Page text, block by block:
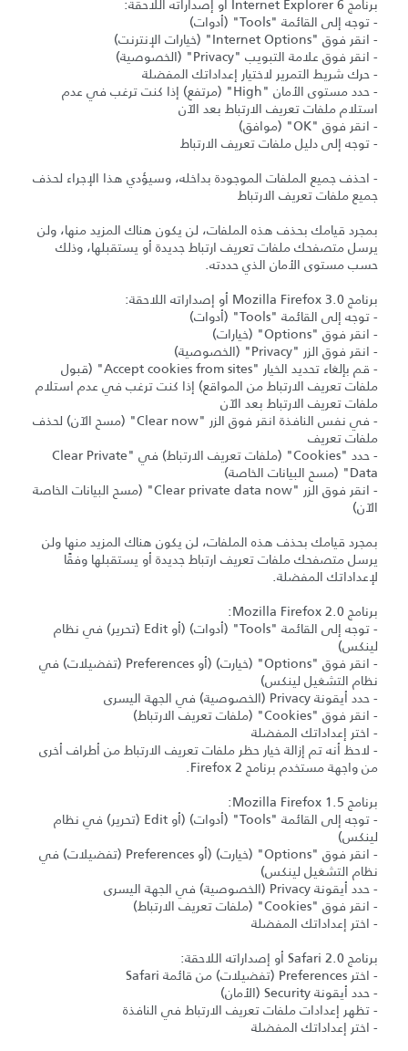
برنامج Internet Explorer 6 أو إصداراته اللاحقة:
- توجه إلى القائمة "Tools" (أدوات)
- انقر فوق "Internet Options" (خيارات الإنترنت)
- انقر فوق علامة التبويب "Privacy" (الخصوصية)
- حرك شريط التمرير لاختيار إعداداتك المفضلة
- حدد مستوى الأمان "High" (مرتفع) إذا كنت ترغب في عدم
استلام ملفات تعريف الارتباط بعد الآن
- انقر فوق "OK" (موافق)
- توجه إلى دليل ملفات تعريف الارتباط
- احذف جميع الملفات الموجودة بداخله، وسيؤدي هذا الإجراء لحذف
جميع ملفات تعريف الارتباط
بمجرد قيامك بحذف هذه الملفات، لن يكون هناك المزيد منها، ولن
يرسل متصفحك ملفات تعريف ارتباط جديدة أو يستقبلها، وذلك
حسب مستوى الأمان الذي حددته.
برنامج Mozilla Firefox 3.0 أو إصداراته اللاحقة:
- توجه إلى القائمة "Tools" (أدوات)
- انقر فوق "Options" (خيارات)
- انقر فوق الزر "Privacy" (الخصوصية)
- قم بإلغاء تحديد الخيار "Accept cookies from sites" (قبول
ملفات تعريف الارتباط من المواقع) إذا كنت ترغب في عدم استلام
ملفات تعريف الارتباط بعد الآن
- في نفس النافذة انقر فوق الزر "Clear now" (مسح الآن) لحذف
ملفات تعريف
- حدد "Cookies" (ملفات تعريف الارتباط) في "Clear Private
Data" (مسح البيانات الخاصة)
- انقر فوق الزر "Clear private data now" (مسح البيانات الخاصة
الآن)
بمجرد قيامك بحذف هذه الملفات، لن يكون هناك المزيد منها ولن
يرسل متصفحك ملفات تعريف ارتباط جديدة أو يستقبلها وفقًا
لإعداداتك المفضلة.
برنامج Mozilla Firefox 2.0:
- توجه إلى القائمة "Tools" (أدوات) (أو Edit (تحرير) في نظام
لينكس)
- انقر فوق "Options" (خيارت) (أو Preferences (تفضيلات) في
نظام التشغيل لينكس)
- حدد أيقونة Privacy (الخصوصية) في الجهة اليسرى
- انقر فوق "Cookies" (ملفات تعريف الارتباط)
- اختر إعداداتك المفضلة
- لاحظ أنه تم إزالة خيار حظر ملفات تعريف الارتباط من أطراف أخرى
من واجهة مستخدم برنامج Firefox 2.
برنامج Mozilla Firefox 1.5:
- توجه إلى القائمة "Tools" (أدوات) (أو Edit (تحرير) في نظام
لينكس)
- انقر فوق "Options" (خيارت) (أو Preferences (تفضيلات) في
نظام التشغيل لينكس)
- حدد أيقونة Privacy (الخصوصية) في الجهة اليسرى
- انقر فوق "Cookies" (ملفات تعريف الارتباط)
- اختر إعداداتك المفضلة
برنامج Safari 2.0 أو إصداراته اللاحقة:
- اختر Preferences (تفضيلات) من قائمة Safari
- حدد أيقونة Security (الأمان)
- تظهر إعدادات ملفات تعريف الارتباط في النافذة
- اختر إعداداتك المفضلة